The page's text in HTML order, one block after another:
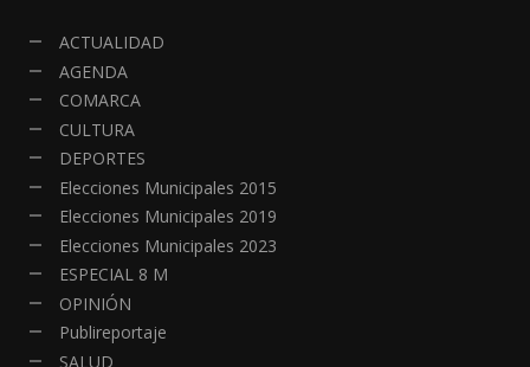
ACTUALIDAD
AGENDA
COMARCA
CULTURA
DEPORTES
Elecciones Municipales 2015
Elecciones Municipales 2019
Elecciones Municipales 2023
ESPECIAL 8 M
OPINIÓN
Publireportaje
SALUD